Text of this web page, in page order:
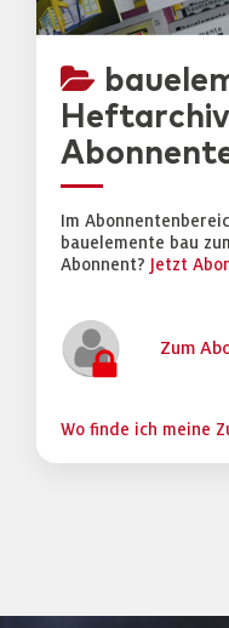
Im
bauelemente bau
Abonnent?
Jetzt
Zum
Wo finde ich meine